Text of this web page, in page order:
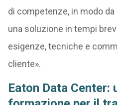
di competenze, in modo
una soluzione in tempi
esigenze, tecniche e
cliente».
Eaton Data Center: